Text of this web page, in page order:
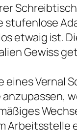
stufenlose
etwaig ist.
Gewiss
eines Vernal
anzupassen,
Arbeitsstelle